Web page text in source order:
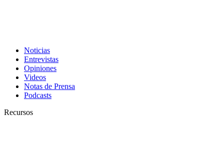
Noticias
Entrevistas
Opiniones
Videos
Notas de Prensa
Podcasts
Recursos